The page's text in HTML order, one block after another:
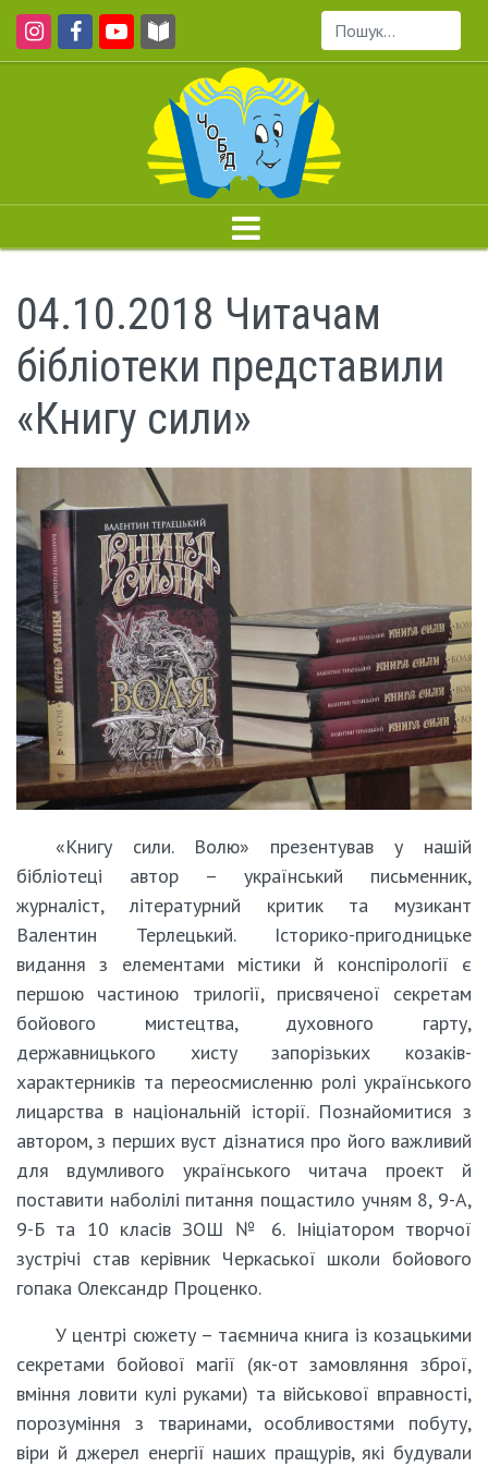
Пошук...
04.10.2018 Читачам
бібліотеки представили
«Книгу сили»
«Книгу сили. Волю» презентував у нашій
бібліотеці автор – український письменник,
журналіст, літературний критик та музикант
Валентин Терлецький. Історико-пригодницьке
видання з елементами містики й конспірології є
першою частиною трилогії, присвяченої секретам
бойового мистецтва, духовного гарту,
державницького хисту запорізьких козаків-
характерників та переосмисленню ролі українського
лицарства в національній історії. Познайомитися з
автором, з перших вуст дізнатися про його важливий
для вдумливого українського читача проект й
поставити наболілі питання пощастило учням 8, 9-А,
9-Б та 10 класів ЗОШ № 6. Ініціатором творчої
зустрічі став керівник Черкаської школи бойового
гопака Олександр Проценко.
У центрі сюжету – таємнича книга із козацькими
секретами бойової магії (як-от замовляння зброї,
вміння ловити кулі руками) та військової вправності,
порозуміння з тваринами, особливостями побуту,
віри й джерел енергії наших пращурів, які будували